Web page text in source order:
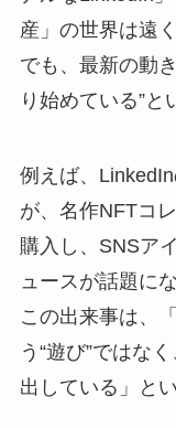
産」の世界は遠
でも、最新の動
り始めている”と
例えば、
が、名作NFTコ
購入し、SNSア
ュースが話題に
この出来事は、
う“遊び”ではな
出している」と